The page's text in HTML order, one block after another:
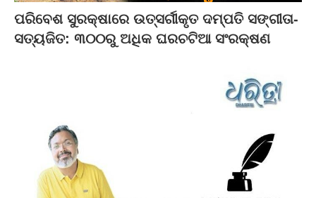
ପରିବେଶ ସୁରକ୍ଷାରେ ଉତ୍ସର୍ଗୀକୃତ ଦମ୍ପତି ସଙ୍ଗୀତା-
ସତ୍ୟଜିତ: ୩୦୦ରୁ ଅଧିକ ଘରଚଟିଆ ସଂରକ୍ଷଣ